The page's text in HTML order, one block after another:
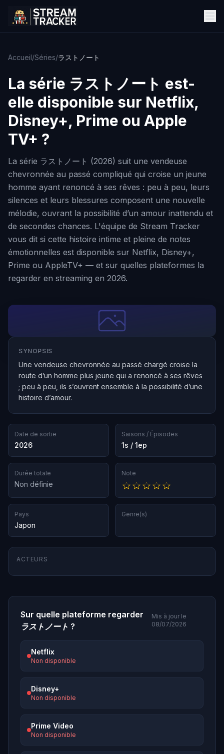
Accueil/Séries/ラストノート
La série ラストノート est-
elle disponible sur Netflix,
Disney+, Prime ou Apple
TV+ ?
La série ラストノート (2026) suit une vendeuse
chevronnée au passé compliqué qui croise un jeune
homme ayant renoncé à ses rêves : peu à peu, leurs
silences et leurs blessures composent une nouvelle
mélodie, ouvrant la possibilité d’un amour inattendu et
de secondes chances. L'équipe de Stream Tracker
vous dit si cette histoire intime et pleine de notes
émotionnelles est disponible sur Netflix, Disney+,
Prime ou AppleTV+ — et sur quelles plateformes la
regarder en streaming en 2026.
SYNOPSIS
Une vendeuse chevronnée au passé chargé croise la
route d’un homme plus jeune qui a renoncé à ses rêves
; peu à peu, ils s’ouvrent ensemble à la possibilité d’une
histoire d’amour.
Date de sortie
2026
Saisons / Épisodes
1s / 1ep
Durée totale
Non définie
Note
Pays
Japon
Genre(s)
ACTEURS
Sur quelle plateforme regarder
ラストノート ?
Mis à jour le
08/07/2026
Netflix
Non disponible
Disney+
Non disponible
Prime Video
Non disponible